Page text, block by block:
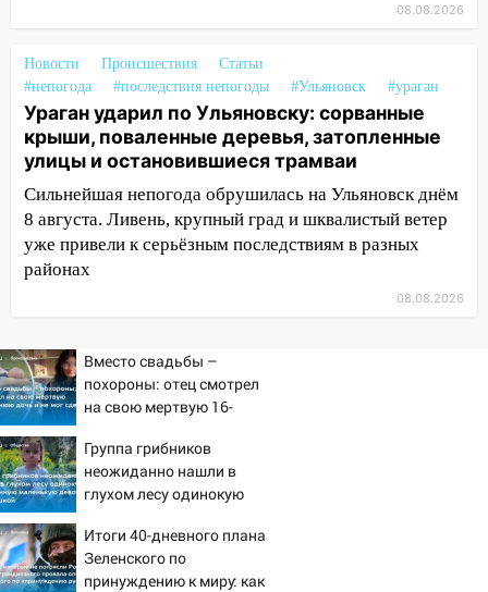
Орджоникидзе
13:47
На Нижней Террасе мощным
ветром вырвало дерево с корнем
13:46 Сильный ветер сорвал крышу с
СТО на проспекте Созидателей
13:35 Непогода продолжает бить по
транспорту: в Ульяновске трамвай
сошёл с рельсов
13:17
Непогода в Ульяновске не
закончится сегодня: сильные ливни
сохранятся 9 августа
13:15
Трижды «брал в долг» без спроса:
житель Вешкаймского района похитил у
знакомого 191 тысячу рублей
13:14
Ураган оторвал светофор на
проспекте Филатова в Ульяновске
08.08.2026
Новости Происшествия
Статьи
#непогода
#последствия непогоды #Ульяновск #ураган
Ураган ударил по Ульяновску: сорванные
крыши, поваленные деревья, затопленные
улицы и остановившиеся трамваи
Сильнейшая непогода обрушилась на Ульяновск днём
8 августа. Ливень, крупный град и шквалистый ветер
уже привели к серьёзным последствиям в разных
районах
08.08.2026
Вместо свадьбы –
похороны: отец смотрел
на свою мертвую 16-
сдержать слезы
Группа грибников
неожиданно нашли в
глухом лесу одинокую
девочку с игрушкой
Итоги 40-дневного плана
Зеленского по
принуждению к миру: как